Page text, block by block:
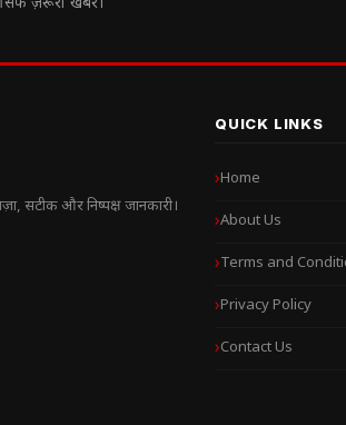
ज़रूरी खबरें।
सटीक और निष्पक्ष जानकारी।
QUICK LINKS
Home
About Us
Terms and
Privacy Policy
Contact Us